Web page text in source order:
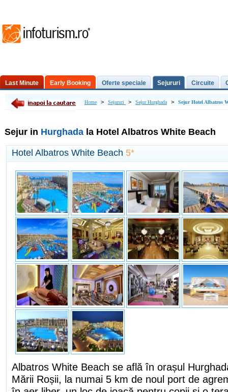
Last Minute Early Booking Oferte speciale Sejururi Circuite
Excursii de o zi Home > Sejururi > Sejur Hurghada > Sejur Hotel Albatros
Sejur in Hurghada la Hotel Albatros White Beach
Hotel Albatros White Beach 5*
Albatros White Beach se află în orașul
Mării Roșii, la numai 5 km de noul port de